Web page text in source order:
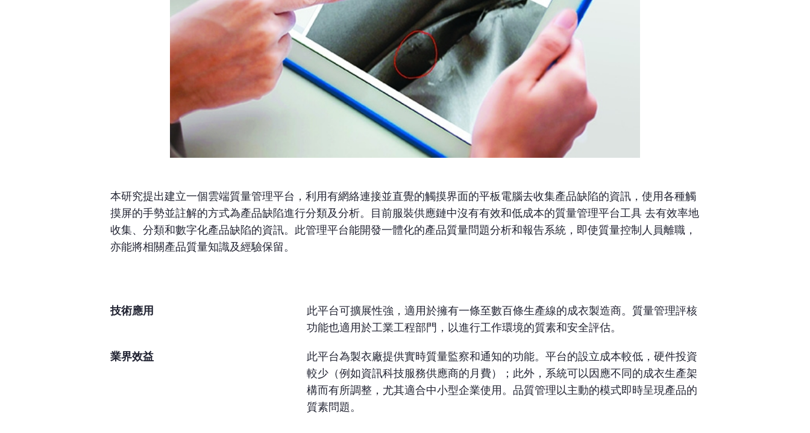
本研究提出建立一個雲端質量管理平台，利用有網絡連接並直覺的觸摸界面的平板電腦去收集產品缺陷的資訊，使用各種觸
摸屏的手勢並註解的方式為產品缺陷進行分類及分析。目前服裝供應鏈中沒有有效和低成本的質量管理平台工具 去有效率地
收集、分類和數字化產品缺陷的資訊。此管理平台能開發一體化的產品質量問題分析和報告系統，即使質量控制人員離職，
亦能將相關產品質量知識及經驗保留。
技術應用
此平台可擴展性強，適用於擁有一條至數百條生產線的成衣製造商。質量管理評核
功能也適用於工業工程部門，以進行工作環境的質素和安全評估。
業界效益
此平台為製衣廠提供實時質量監察和通知的功能。平台的設立成本較低，硬件投資
較少（例如資訊科技服務供應商的月費）；此外，系統可以因應不同的成衣生產架
構而有所調整，尤其適合中小型企業使用。品質管理以主動的模式即時呈現產品的
質素問題。